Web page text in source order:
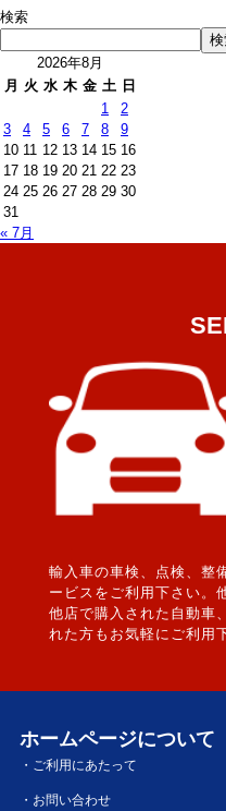
検索
2026年8月
月 火 水 木 金 土 日
1
2
3
4 5 6 7 8
9
10 11 12 13 14 15 16
17 18 19 20 21 22 23
24 25 26 27 28 29 30
31
« 7月
輸入車の車検、点検、整
ービスをご利用下さい。
他店で購入された自動車
れた方もお気軽にご利用
ホームページについて
・ご利用にあたって
・お問い合わせ